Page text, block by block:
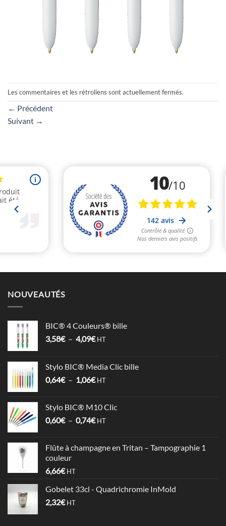
Les commentaires et les rétroliens sont actuellement fermés.
← Précédent
Suivant →
NOUVEAUTÉS
BIC® 4 Couleurs® bille
3,58€ – 4,09€Plage
3,58€
à
HT
Stylo BIC® Media Clic bille
0,64€ – 1,06€Plage
0,64€
à
HT
Stylo BIC® M10 Clic
0,60€ – 0,74€Plage
0,60€
HT
Flûte à champagne en Tritan – Tampographie 1
couleur
6,66€ HT
Gobelet 33cl - Quadrichromie InMold
2,32€ HT